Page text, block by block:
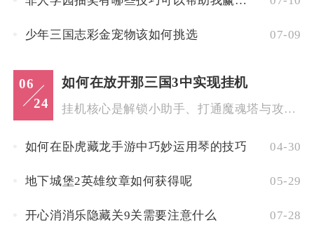
少年三国志彩金宠物该如何挑选 07-09
06
24
如何在放开那三国3中实现挂机
挂机核心是解锁小助手、打通魔魂塔与攻城掠地等高收益离线玩法，...
如何在卧虎藏龙手游中巧妙运用琴的技巧 04-30
地下城堡2英雄纹章如何获得呢 05-29
开心消消乐隐藏关9关需要注意什么 07-28